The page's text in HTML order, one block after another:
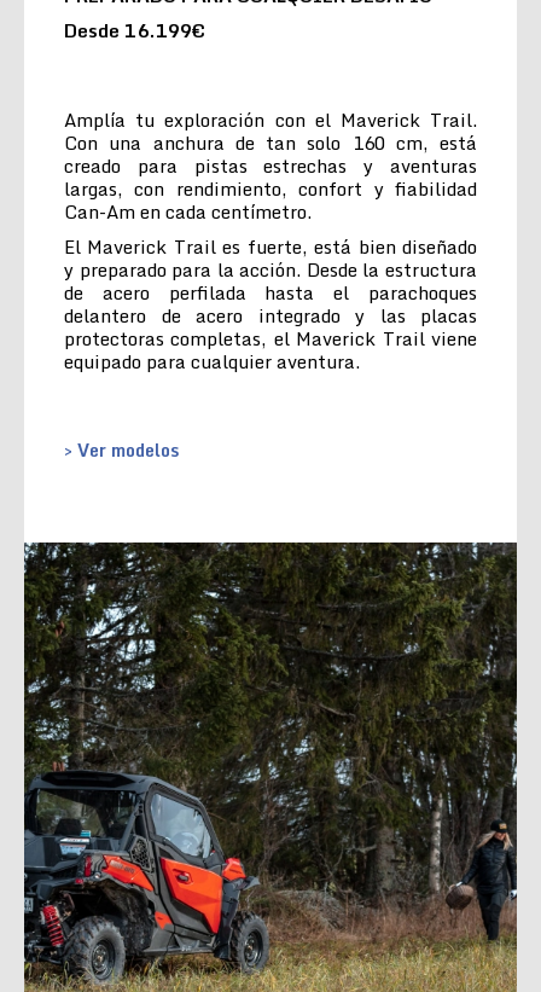
Desde 16.199€
Amplía tu exploración con el Maverick Trail.
Con una anchura de tan solo 160 cm, está
creado para pistas estrechas y aventuras
largas, con rendimiento, confort y fiabilidad
Can-Am en cada centímetro.
El Maverick Trail es fuerte, está bien diseñado
y preparado para la acción. Desde la estructura
de acero perfilada hasta el parachoques
delantero de acero integrado y las placas
protectoras completas, el Maverick Trail viene
equipado para cualquier aventura.
> Ver modelos